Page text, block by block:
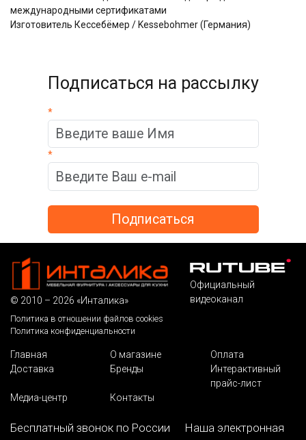
международными сертификатами
Изготовитель Кессебёмер / Kessebohmer (Германия)
Подписаться на рассылку
*
*
© 2010 – 2026 «Инталика»
Политика в отношении файлов cookies
Политика конфиденциальности
Официальный
видеоканал
Главная О магазине
Оплата
Доставка
Бренды
Интерактивный
прайс-лист
Медиа-центр
Контакты
Бесплатный звонок по России
Наша электронная